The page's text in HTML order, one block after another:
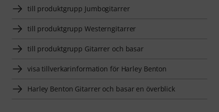
till produktgrupp Jumbogitarrer
till produktgrupp Westerngitarrer
till produktgrupp Gitarrer och basar
visa tillverkarinformation för Harley Benton
Harley Benton Gitarrer och basar en överblick